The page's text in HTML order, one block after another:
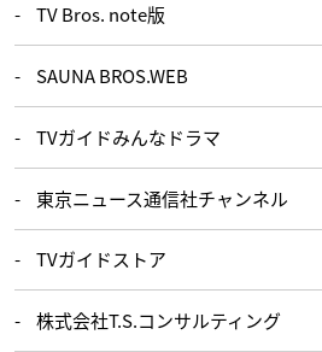
TV Bros. note版
SAUNA BROS.WEB
TVガイドみんなドラマ
東京ニュース通信社チャンネル
TVガイドストア
株式会社T.S.コンサルティング